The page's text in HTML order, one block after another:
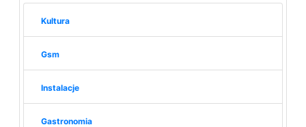
Kultura
Gsm
Instalacje
Gastronomia